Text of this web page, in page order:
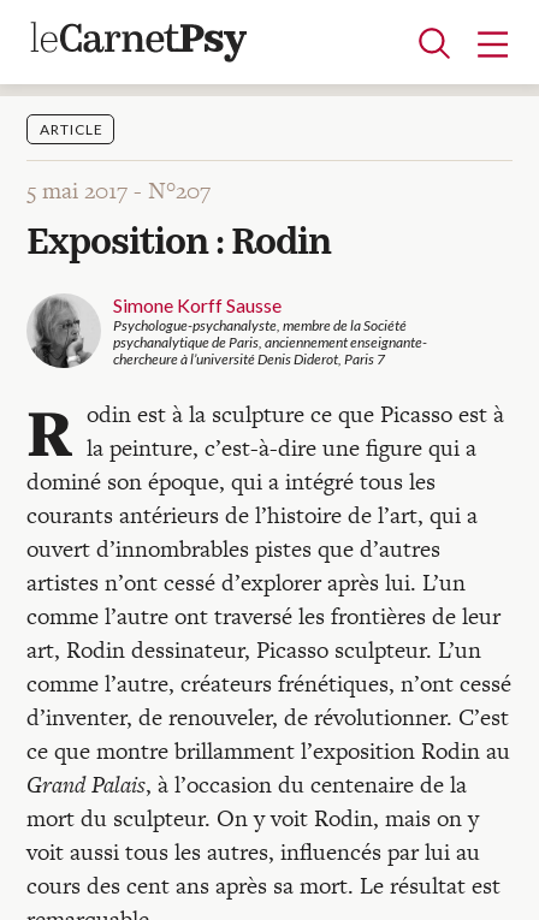
Articles
A la une
Adolescence
Dispositif
Enfance
Périnatalité
Psychanalyse
Psychopathologie
Soin
Auteurs
Blocs-notes
Recherches
Entretiens
Revues
Colloque
Mon panier
ARTICLE
5 mai 2017 -N°207
Exposition : Rodin
Simone Korff Sausse
Psychologue-psychanalyste, membre de la Société
psychanalytique de Paris, anciennement enseignante-
chercheure à l’université Denis Diderot, Paris 7
R odin est à la sculpture ce que Picasso est à
la peinture, c’est-à-dire une figure qui a
dominé son époque, qui a intégré tous les
courants antérieurs de l’histoire de l’art, qui a
ouvert d’innombrables pistes que d’autres
artistes n’ont cessé d’explorer après lui. L’un
comme l’autre ont traversé les frontières de leur
art, Rodin dessinateur, Picasso sculpteur. L’un
comme l’autre, créateurs frénétiques, n’ont cessé
d’inventer, de renouveler, de révolutionner. C’est
ce que montre brillamment l’exposition Rodin au
Grand Palais, à l’occasion du centenaire de la
mort du sculpteur. On y voit Rodin, mais on y
voit aussi tous les autres, influencés par lui au
cours des cent ans après sa mort. Le résultat est